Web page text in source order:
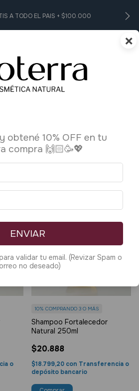
A TODO EL PAIS + $100.000
0
2 productos
Ordenar por:
o
Shampoo Fortalecedor
Natural 250ml
$20.888
10% COMPRANDO 3 O MÁS
$18.799,20 con Transferencia o
depósito bancario
×
obtené 10% OFF en tu
compra 🙌🏻🥳💖
ENVIAR
validar tu email. (Revizar Spam o
no deseado)